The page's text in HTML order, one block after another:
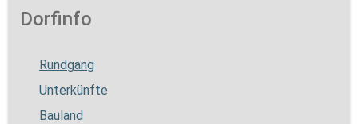
Dorfinfo
Rundgang
Unterkünfte
Bauland